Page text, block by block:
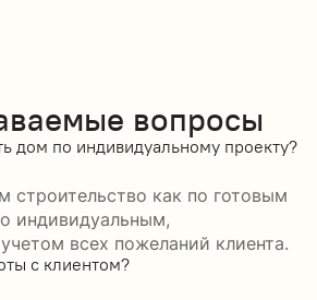
вопросы
дом по индивидуальному проекту?
строительство как по готовым
индивидуальным,
всех пожеланий клиента.
с клиентом?